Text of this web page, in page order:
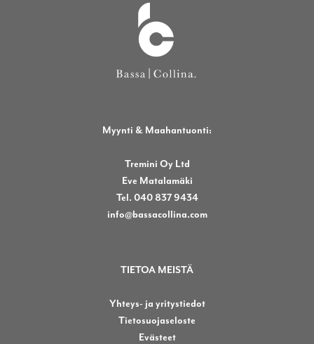
Myynti & Maahantuonti:
Tremini Oy Ltd
Eve Matalamäki
Tel. 040 837 9434
info@bassacollina.com
TIETOA MEISTÄ
Yhteys- ja yritystiedot
Tietosuojaseloste
Evästeet